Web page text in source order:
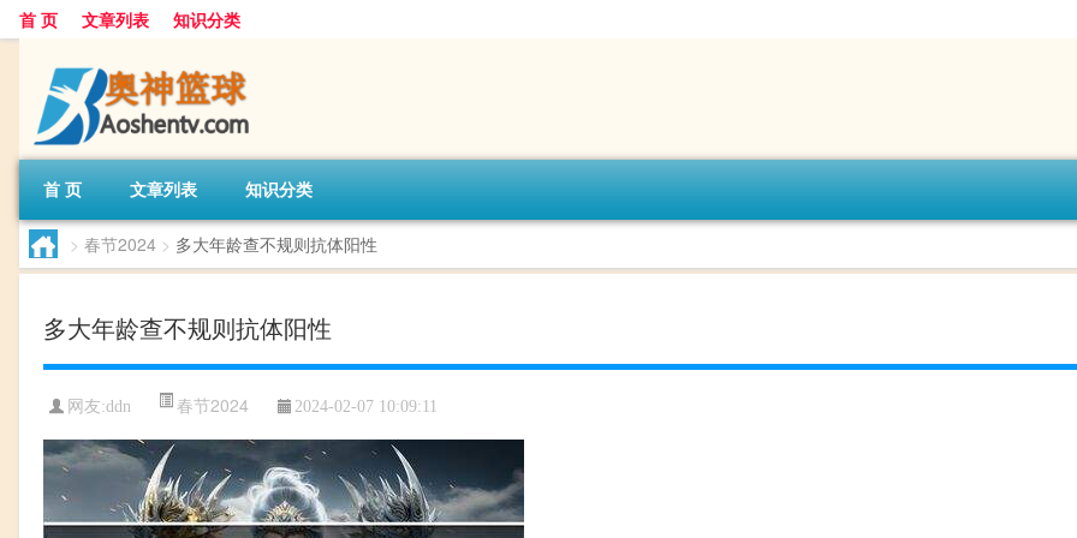
首 页 文章列表 知识分类
首 页 文章列表 知识分类
> 春节2024 > 多大年龄查不规则抗体阳性
多大年龄查不规则抗体阳性
网友:ddn 春节2024 2024-02-07 10:09:11